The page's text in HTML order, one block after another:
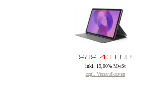
inkl. 19,00% MwSt
zzgl. Versandkosten